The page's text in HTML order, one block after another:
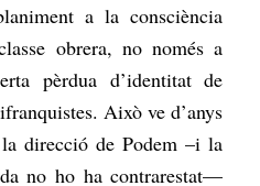
a la consciència
obrera, no només a
pèrdua d’identitat de
Això ve d’anys
direcció de Podem –i la
no ho ha contrarestat—